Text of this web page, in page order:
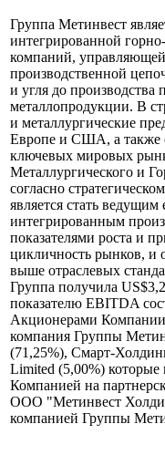
Группа Метинвест
интегрированной
компаний,
производственной
и угля до производства
металлопродукции. В
и металлургические
Европе и США, а также
ключевых мировых
Металлургического и
согласно
является стать
интегрированным
показателями роста и
цикличность рынков, и
выше отраслевых
Группа получила
показателю EBITDA
Акционерами
компания Группы
(71,25%), Смарт-
Limited (5,00%)
Компанией на
ООО "Метинвест
компанией Группы